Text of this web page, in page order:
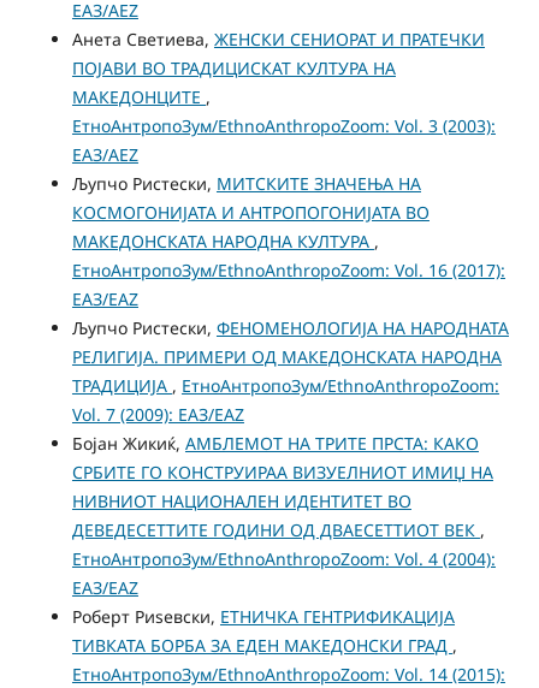
ЕАЗ/AEZ
Анета Светиева, ЖЕНСКИ СЕНИОРАТ И ПРАТЕЧКИ
ПОЈАВИ ВО ТРАДИЦИСКАТ КУЛТУРА НА
МАКЕДОНЦИТЕ ,
ЕтноАнтропоЗум/EthnoAnthropoZoom: Vol. 3 (2003):
ЕАЗ/AEZ
Љупчо Ристески, МИТСКИТЕ ЗНАЧЕЊА НА
КОСМОГОНИЈАТА И АНТРОПОГОНИЈАТА ВО
МАКЕДОНСКАТА НАРОДНА КУЛТУРА ,
ЕтноАнтропоЗум/EthnoAnthropoZoom: Vol. 16 (2017):
ЕАЗ/EAZ
Љупчо Ристески, ФЕНОМЕНОЛОГИЈА НА НАРОДНАТА
РЕЛИГИЈА. ПРИМЕРИ ОД МАКЕДОНСКАТА НАРОДНА
ТРАДИЦИЈА , ЕтноАнтропоЗум/EthnoAnthropoZoom:
Vol. 7 (2009): ЕАЗ/EAZ
Бојан Жикиќ, АМБЛЕМОТ НА ТРИТЕ ПРСТА: КАКО
СРБИТЕ ГО КОНСТРУИРАА ВИЗУЕЛНИОТ ИМИЏ НА
НИВНИОТ НАЦИОНАЛЕН ИДЕНТИТЕТ ВО
ДЕВЕДЕСЕТТИТЕ ГОДИНИ ОД ДВАЕСЕТТИОТ ВЕК ,
ЕтноАнтропоЗум/EthnoAnthropoZoom: Vol. 4 (2004):
ЕАЗ/EAZ
Роберт Риѕевски, ЕТНИЧКА ГЕНТРИФИКАЦИЈА
ТИВКАТА БОРБА ЗА ЕДЕН МАКЕДОНСКИ ГРАД ,
ЕтноАнтропоЗум/EthnoAnthropoZoom: Vol. 14 (2015):